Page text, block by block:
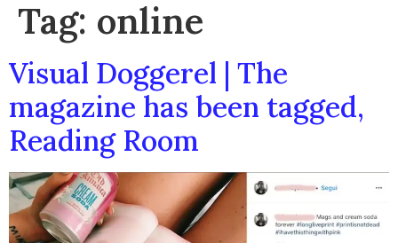
Tag: online
Visual Doggerel | The
magazine has been tagged,
Reading Room